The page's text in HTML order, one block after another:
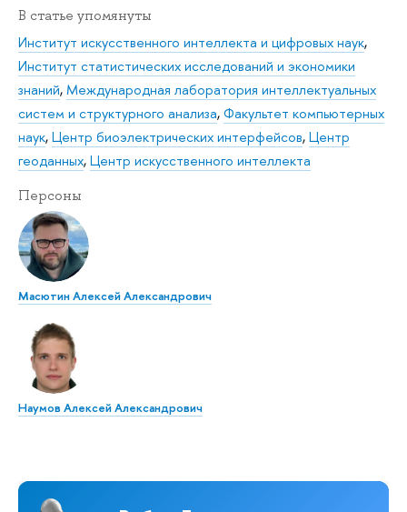
В статье упомянуты
Институт искусственного интеллекта и цифровых наук,
Институт статистических исследований и экономики
знаний,Международная лаборатория интеллектуальных
систем и структурного анализа,Факультет компьютерных
наук,Центр биоэлектрических интерфейсов,Центр
геоданных,Центр искусственного интеллекта
Персоны
Масютин Алексей Александрович
Наумов Алексей Александрович